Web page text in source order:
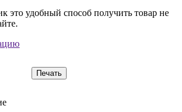
это удобный способ получить товар не
Печать